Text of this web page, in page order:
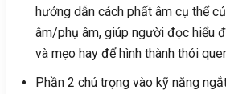
hướng dẫn cách phất âm cụ thể
âm/phụ âm, giúp người đọc hiểu
và mẹo hay để hình thành thói
Phần 2 chú trọng vào kỹ năng